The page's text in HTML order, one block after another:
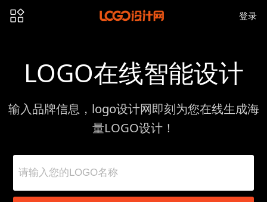
登录
LOGO在线智能设计
输入品牌信息，logo设计网即刻为您在线生成海
量LOGO设计！